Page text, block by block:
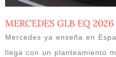
MERCEDES GLB EQ 2026
Mercedes ya enseña en
llega con un planteamiento